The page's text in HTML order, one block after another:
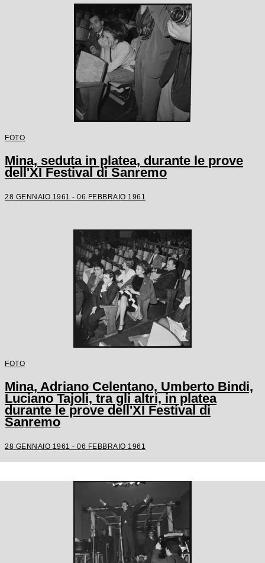
FOTO
Mina, seduta in platea, durante le prove
dell'XI Festival di Sanremo
28 GENNAIO 1961 - 06 FEBBRAIO 1961
FOTO
Mina, Adriano Celentano, Umberto Bindi,
Luciano Tajoli, tra gli altri, in platea
durante le prove dell'XI Festival di
Sanremo
28 GENNAIO 1961 - 06 FEBBRAIO 1961